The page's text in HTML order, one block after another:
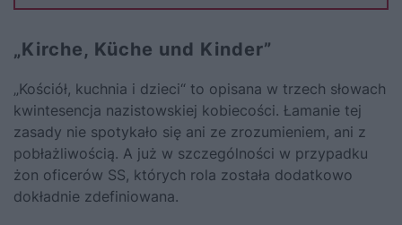
„Kirche, Küche und Kinder”
„Kościół, kuchnia i dzieci“ to opisana w trzech słowach
kwintesencja nazistowskiej kobiecości. Łamanie tej
zasady nie spotykało się ani ze zrozumieniem, ani z
pobłażliwością. A już w szczególności w przypadku
żon oficerów SS, których rola została dodatkowo
dokładnie zdefiniowana.